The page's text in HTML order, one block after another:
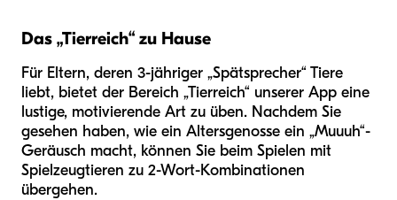
Das „Tierreich“ zu Hause
Für Eltern, deren 3-jähriger „Spätsprecher“ Tiere
liebt, bietet der Bereich „Tierreich“ unserer App eine
lustige, motivierende Art zu üben. Nachdem Sie
gesehen haben, wie ein Altersgenosse ein „Muuuh“-
Geräusch macht, können Sie beim Spielen mit
Spielzeugtieren zu 2-Wort-Kombinationen
übergehen.